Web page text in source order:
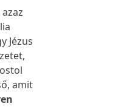
Jézus
amit